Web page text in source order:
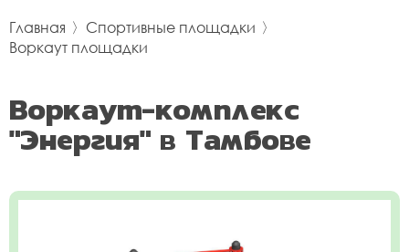
Главная 〉 Спортивные площадки 〉
Воркаут площадки
Воркаут-комплекс
"Энергия" в Тамбове